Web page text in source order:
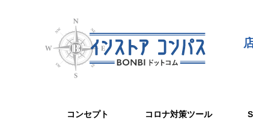
コンセプト コロナ対策ツール